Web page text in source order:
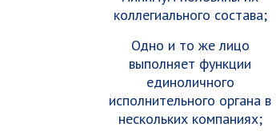
коллегиального состава;
Одно и то же лицо
выполняет функции
единоличного
исполнительного органа в
нескольких компаниях;